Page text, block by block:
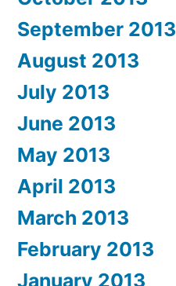
September 2013
August 2013
July 2013
June 2013
May 2013
April 2013
March 2013
February 2013
January 2013